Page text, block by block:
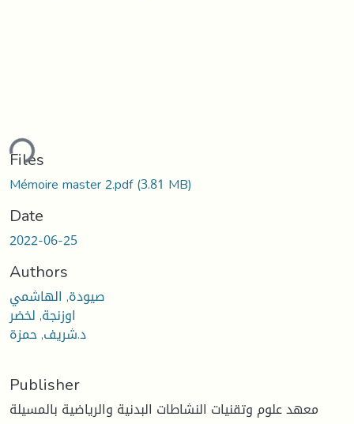
Files
Mémoire master 2.pdf(3.81 MB)
Date
2022-06-25
Authors
صيودة, الهاشمي
اوزنجة, لخضر
د.شريف, حمزة
Publisher
معهد علوم وتقنيات النشاطات البدنية والرياضية بالمسيلة